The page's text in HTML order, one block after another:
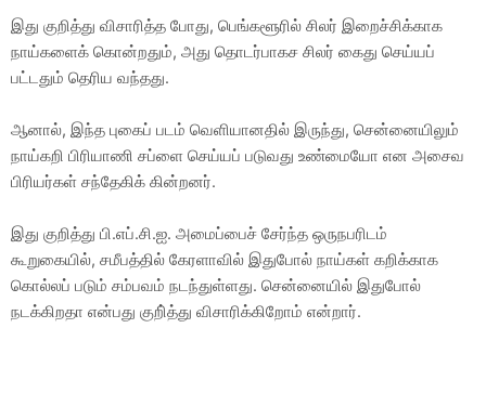
இது குறித்து விசாரித்த போது, பெங்களூரில் சிலர் இறைச்சிக்காக
நாய்களைக் கொன்றதும், அது தொடர்பாகச சிலர் கைது செய்யப்
பட்டதும் தெரிய வந்தது.
ஆனால், இந்த புகைப் படம் வெளியானதில் இருந்து, சென்னையிலும்
நாய்கறி பிரியாணி சப்ளை செய்யப் படுவது உண்மையோ என அசைவ
பிரியர்கள் சந்தேகிக் கின்றனர்.
இது குறித்து பி.எப்.சி.ஐ. அமைப்பைச் சேர்ந்த ஒருநபரிடம்
கூறுகையில், சமீபத்தில் கேரளாவில் இதுபோல் நாய்கள் கறிக்காக
கொல்லப் படும் சம்பவம் நடந்துள்ளது. சென்னையில் இதுபோல்
நடக்கிறதா என்பது குறி்த்து விசாரிக்கிறோம் என்றார்.